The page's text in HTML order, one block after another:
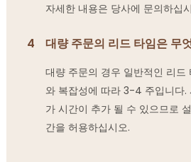
자세한 내용은 당사에 문의하십
4 대량 주문의 리드 타임은 무
대량 주문의 경우 일반적인 리드
와 복잡성에 따라 3-4 주입니다.
가 시간이 추가 될 수 있으므로
간을 허용하십시오.